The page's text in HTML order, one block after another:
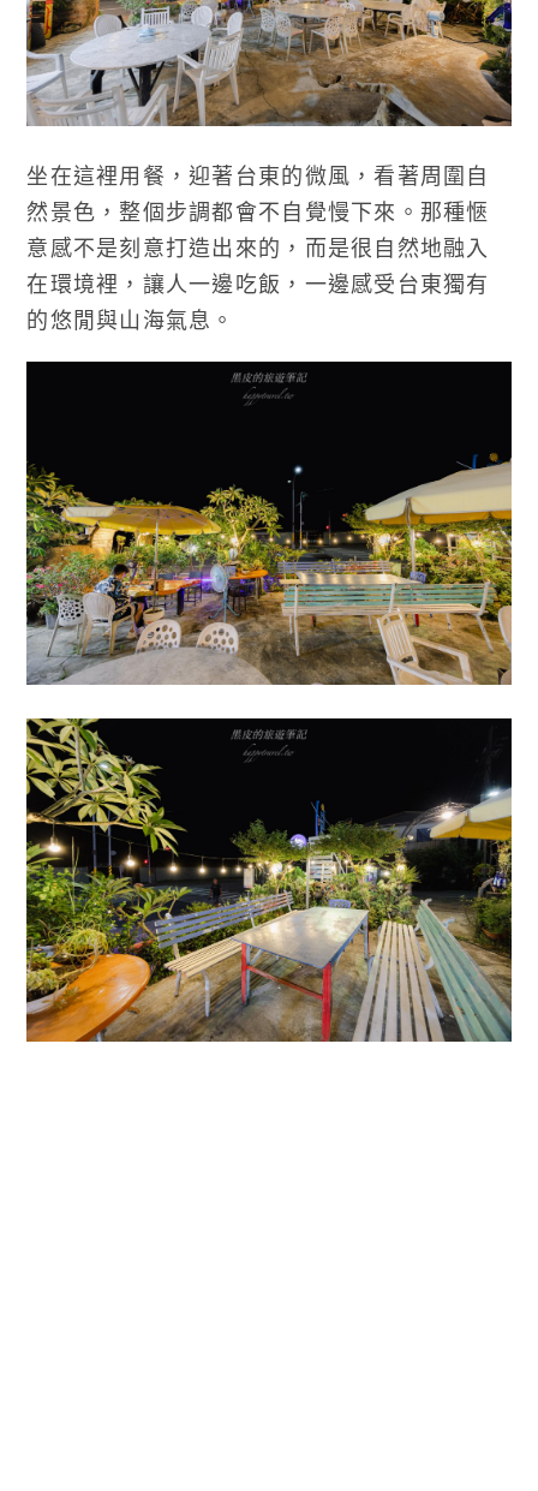
坐在這裡用餐，迎著台東的微風，看著周圍自
然景色，整個步調都會不自覺慢下來。那種愜
意感不是刻意打造出來的，而是很自然地融入
在環境裡，讓人一邊吃飯，一邊感受台東獨有
的悠閒與山海氣息。